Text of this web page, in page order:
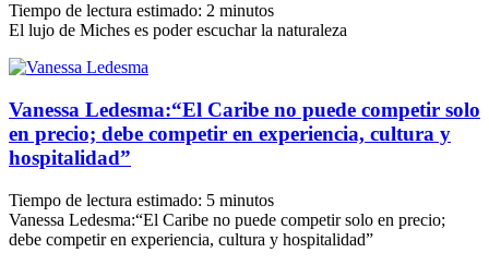
Tiempo de lectura estimado: 2 minutos
El lujo de Miches es poder escuchar la naturaleza
Vanessa Ledesma:“El Caribe no puede competir solo
en precio; debe competir en experiencia, cultura y
hospitalidad”
Tiempo de lectura estimado: 5 minutos
Vanessa Ledesma:“El Caribe no puede competir solo en precio;
debe competir en experiencia, cultura y hospitalidad”